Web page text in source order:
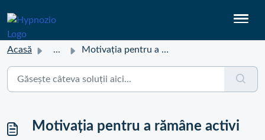
Acasă ... Motivația pentru a rămâne activi
Motivația pentru a rămâne activi